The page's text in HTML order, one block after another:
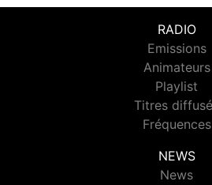
RADIO
Emissions
Animateurs
Playlist
Titres
Fréquences
NEWS
News